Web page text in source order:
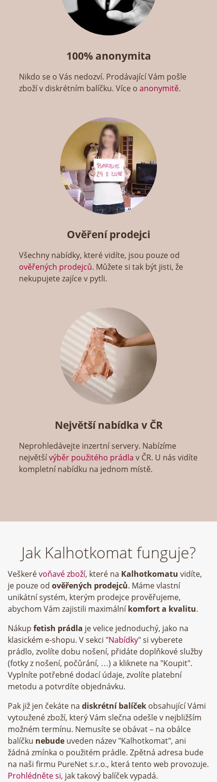
100% anonymita
Nikdo se o Vás nedozví. Prodávající Vám pošle
zboží v diskrétním balíčku. Více oanonymitě.
Ověření prodejci
Všechny nabídky, které vidíte, jsou pouze od
ověřených prodejců. Můžete si tak být jisti, že
nekupujete zajíce v pytli.
Největší nabídka v ČR
Neprohledávejte inzertní servery. Nabízíme
největšívýběr použitého prádla v ČR. U nás vidíte
kompletní nabídku na jednom místě.
Jak Kalhotkomat funguje?
Veškerévoňavé zboží, které na Kalhotkomatu vidíte,
je pouze od ověřených prodejců. Máme vlastní
unikátní systém, kterým prodejce prověřujeme,
abychom Vám zajistili maximálníkomfort a kvalitu.
Nákup fetish prádla je velice jednoduchý, jako na
klasickém e-shopu. V sekci "Nabídky" si vyberete
prádlo, zvolíte dobu nošení, přidáte doplňkové služby
(fotky z nošení, počůrání, …) a kliknete na "Koupit".
Vyplníte potřebné dodací údaje, zvolíte platební
metodu a potvrdíte objednávku.
Pak již jen čekáte na diskrétní balíček obsahující Vámi
vytoužené zboží, který Vám slečna odešle v nejbližším
možném termínu. Nemusíte se obávat – na obálce
balíčku nebude uveden název "Kalhotkomat", ani
žádná zmínka o použitém prádle. Zpětná adresa bude
na naši firmu
, která tento web provozuje.
Prohlédněte si, jak takový balíček vypadá.